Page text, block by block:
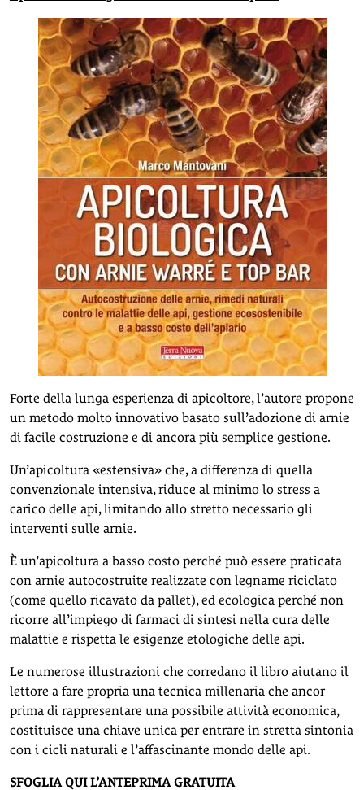
Forte della lunga esperienza di apicoltore, l’autore propone
un metodo molto innovativo basato sull’adozione di arnie
di facile costruzione e di ancora più semplice gestione.
Un’apicoltura «estensiva» che, a differenza di quella
convenzionale intensiva, riduce al minimo lo stress a
carico delle api, limitando allo stretto necessario gli
interventi sulle arnie.
È un’apicoltura a basso costo perché può essere praticata
con arnie autocostruite realizzate con legname riciclato
(come quello ricavato da pallet), ed ecologica perché non
ricorre all’impiego di farmaci di sintesi nella cura delle
malattie e rispetta le esigenze etologiche delle api.
Le numerose illustrazioni che corredano il libro aiutano il
lettore a fare propria una tecnica millenaria che ancor
prima di rappresentare una possibile attività economica,
costituisce una chiave unica per entrare in stretta sintonia
con i cicli naturali e l’affascinante mondo delle api.
SFOGLIA QUI L’ANTEPRIMA GRATUITA